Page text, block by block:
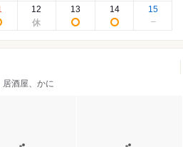
12 13 14 15
酒屋、かに